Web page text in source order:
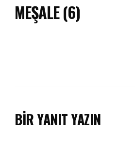
MEŞALE (6)
BIR YANIT YAZIN